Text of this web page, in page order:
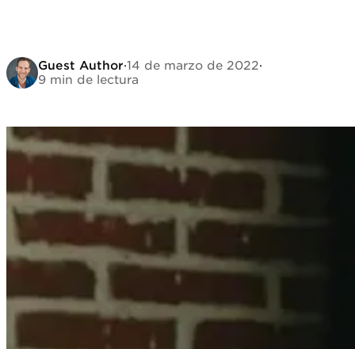
Guest Author·14 de marzo de 2022·
9 min de lectura